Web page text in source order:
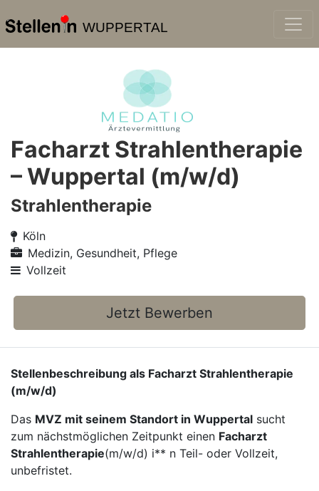
WUPPERTAL
Facharzt Strahlentherapie
– Wuppertal (m/w/d)
Strahlentherapie
Köln
Medizin, Gesundheit, Pflege
Vollzeit
Jetzt Bewerben
Stellenbeschreibung als Facharzt Strahlentherapie
(m/w/d)
Das MVZ mit seinem Standort in Wuppertal sucht
zum nächstmöglichen Zeitpunkt einen Facharzt
Strahlentherapie(m/w/d) i** n Teil- oder Vollzeit,
unbefristet.